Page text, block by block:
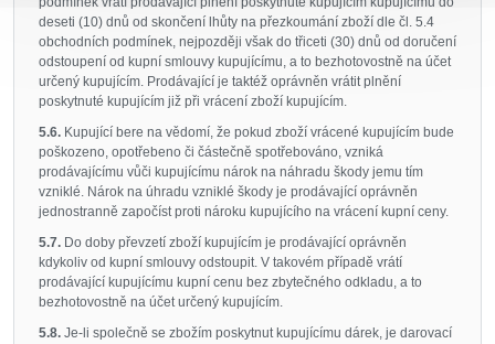
deseti (10) dnů od skončení lhůty na přezkoumání zboží dle čl. 5.4
obchodních podmínek, nejpozději však do třiceti (30) dnů od doručení
odstoupení od kupní smlouvy kupujícímu, a to bezhotovostně na účet
určený kupujícím. Prodávající je taktéž oprávněn vrátit plnění
poskytnuté kupujícím již při vrácení zboží kupujícím.
5.6. Kupující bere na vědomí, že pokud zboží vrácené kupujícím bude
poškozeno, opotřebeno či částečně spotřebováno, vzniká
prodávajícímu vůči kupujícímu nárok na náhradu škody jemu tím
vzniklé. Nárok na úhradu vzniklé škody je prodávající oprávněn
jednostranně započíst proti nároku kupujícího na vrácení kupní ceny.
5.7. Do doby převzetí zboží kupujícím je prodávající oprávněn
kdykoliv od kupní smlouvy odstoupit. V takovém případě vrátí
prodávající kupujícímu kupní cenu bez zbytečného odkladu, a to
bezhotovostně na účet určený kupujícím.
5.8. Je-li společně se zbožím poskytnut kupujícímu dárek, je darovací